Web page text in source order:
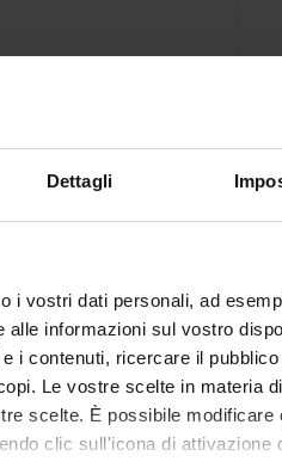
Dettagli
i vostri dati personali, ad
informazioni sul vostro
i contenuti, ricercare il
Le vostre scelte in materia
scelte. È possibile
clic sull'icona di attivazione
In a bowl, mix the
the vanilla flavour.
until the mixture is